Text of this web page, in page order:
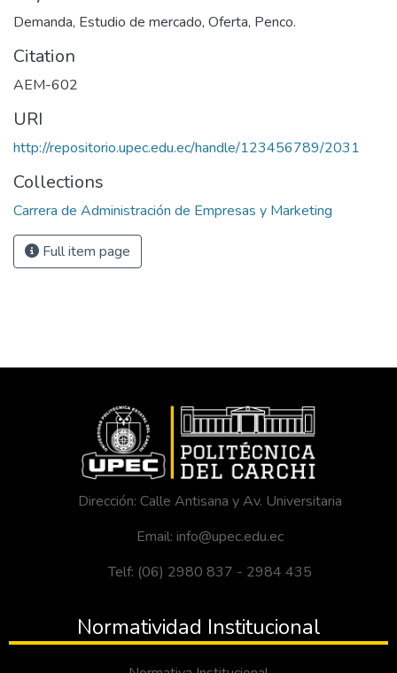
Demanda, Estudio de mercado, Oferta, Penco.
Citation
AEM-602
URI
http://repositorio.upec.edu.ec/handle/123456789/2031
Collections
Carrera de Administración de Empresas y Marketing
Full item page
Dirección: Calle Antisana y Av. Universitaria
Email: info@upec.edu.ec
Telf: (06) 2980 837 - 2984 435
Normatividad Institucional